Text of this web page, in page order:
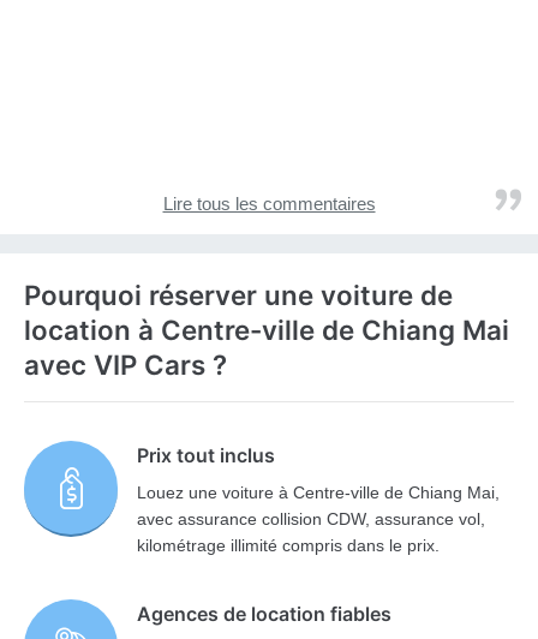
Lire tous les commentaires
Pourquoi réserver une voiture de
location à Centre-ville de Chiang Mai
avec VIP Cars ?
Prix tout inclus
Louez une voiture à Centre-ville de Chiang Mai,
avec assurance collision CDW, assurance vol,
kilométrage illimité compris dans le prix.
Agences de location fiables